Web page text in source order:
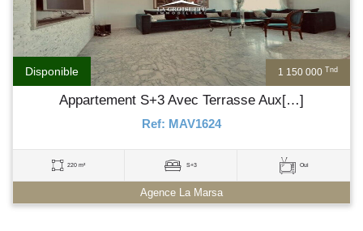
1 150 000 Tnd
Disponible
Appartement S+3 Avec Terrasse Aux[…]
Ref: MAV1624
220 m² S+3 Oui
Agence La Marsa